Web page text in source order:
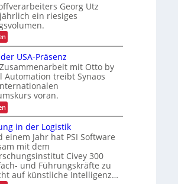
s
p
e
z
f
i
s
c
h
P
r
a
x
i
Is
r
ü
c
k
m
e
l
d
u
n
g
e
n
z
l
i
e
f
e
r
u
n
g
d
a
n
k
A
i
m
t
e
c
Georg Utz
ein riesiges
:
A
t
o
m
a
t
i
s
i
e
r
t
e
s
P
a
USA-Präsenz
mit Otto by
Automation treibt Synaos
voran.
:
A
s
b
a
u
d
e
r
in der Logistik
einem Jahr hat PSI Software
mit dem
Civey 300
und Führungskräfte zu
auf künstliche Intelligenz…